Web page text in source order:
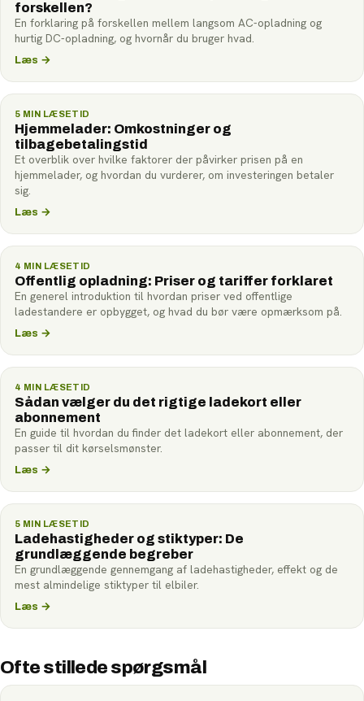
forskellen?
En forklaring på forskellen mellem langsom AC-opladning og
hurtig DC-opladning, og hvornår du bruger hvad.
Læs →
5 MIN LÆSETID
Hjemmelader: Omkostninger og
tilbagebetalingstid
Et overblik over hvilke faktorer der påvirker prisen på en
hjemmelader, og hvordan du vurderer, om investeringen betaler
sig.
Læs →
4 MIN LÆSETID
Offentlig opladning: Priser og tariffer forklaret
En generel introduktion til hvordan priser ved offentlige
ladestandere er opbygget, og hvad du bør være opmærksom på.
Læs →
4 MIN LÆSETID
Sådan vælger du det rigtige ladekort eller
abonnement
En guide til hvordan du finder det ladekort eller abonnement, der
passer til dit kørselsmønster.
Læs →
5 MIN LÆSETID
Ladehastigheder og stiktyper: De
grundlæggende begreber
En grundlæggende gennemgang af ladehastigheder, effekt og de
mest almindelige stiktyper til elbiler.
Læs →
Ofte stillede spørgsmål